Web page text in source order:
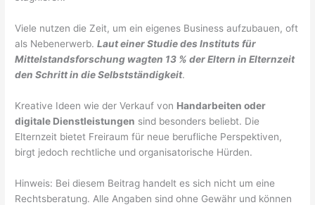
Viele nutzen die Zeit, um ein eigenes Business aufzubauen, oft
als Nebenerwerb.Laut einer Studie des Instituts für
Mittelstandsforschung wagten 13 % der Eltern in Elternzeit
den Schritt in die Selbstständigkeit.
Kreative Ideen wie der Verkauf von Handarbeiten oder
digitale Dienstleistungen sind besonders beliebt. Die
Elternzeit bietet Freiraum für neue berufliche Perspektiven,
birgt jedoch rechtliche und organisatorische Hürden.
Hinweis: Bei diesem Beitrag handelt es sich nicht um eine
Rechtsberatung. Alle Angaben sind ohne Gewähr und können